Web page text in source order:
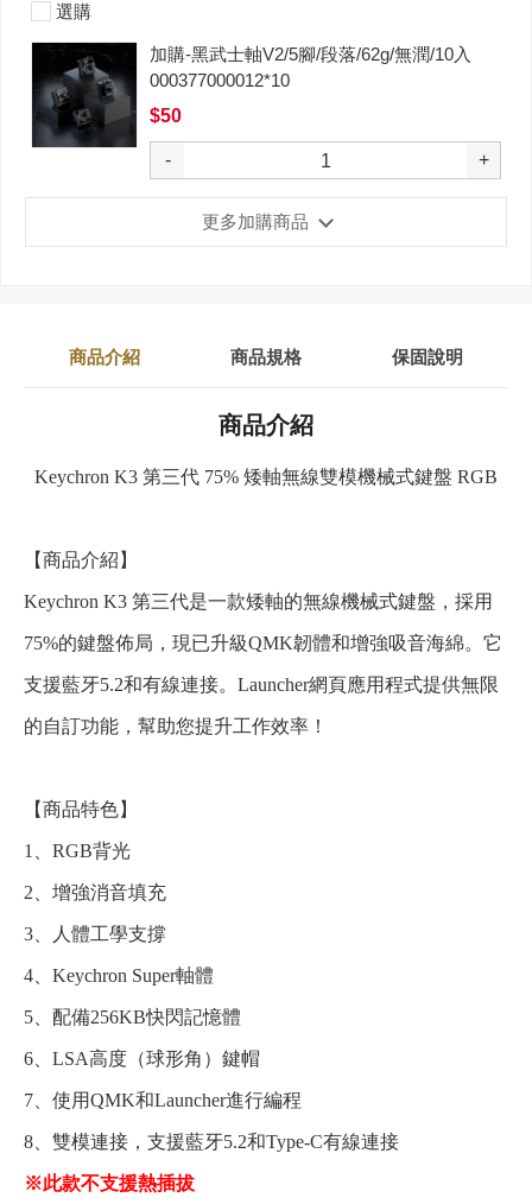
選購
加購-黑武士軸V2/5腳/段落/62g/無潤/10入
000377000012*10
$50
- +
更多加購商品
商品介紹 商品規格 保固說明
商品介紹
Keychron K3 第三代 75% 矮軸無線雙模機械式鍵盤 RGB
【商品介紹】
Keychron K3 第三代是一款矮軸的無線機械式鍵盤，採用
75%的鍵盤佈局，現已升級QMK韌體和增強吸音海綿。它
支援藍牙5.2和有線連接。Launcher網頁應用程式提供無限
的自訂功能，幫助您提升工作效率！
【商品特色】
1、RGB背光
2、增強消音填充
3、人體工學支撐
4、Keychron Super軸體
5、配備256KB快閃記憶體
6、LSA高度（球形角）鍵帽
7、使用QMK和Launcher進行編程
8、雙模連接，支援藍牙5.2和Type-C有線連接
※此款不支援熱插拔